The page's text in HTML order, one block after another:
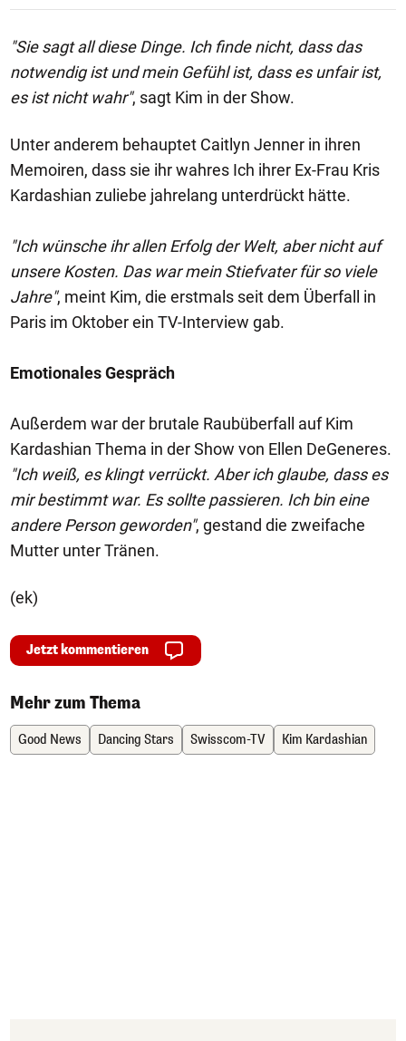
"Sie sagt all diese Dinge. Ich finde nicht, dass das
notwendig ist und mein Gefühl ist, dass es unfair ist,
es ist nicht wahr", sagt Kim in der Show.
Unter anderem behauptet Caitlyn Jenner in ihren
Memoiren, dass sie ihr wahres Ich ihrer Ex-Frau Kris
Kardashian zuliebe jahrelang unterdrückt hätte.
"Ich wünsche ihr allen Erfolg der Welt, aber nicht auf
unsere Kosten. Das war mein Stiefvater für so viele
Jahre", meint Kim, die erstmals seit dem Überfall in
Paris im Oktober ein TV-Interview gab.
Emotionales Gespräch
Außerdem war der brutale Raubüberfall auf Kim
Kardashian Thema in der Show von Ellen DeGeneres.
"Ich weiß, es klingt verrückt. Aber ich glaube, dass es
mir bestimmt war. Es sollte passieren. Ich bin eine
andere Person geworden", gestand die zweifache
Mutter unter Tränen.
(ek)
Jetzt kommentieren
Mehr zum Thema
Good News Dancing Stars Swisscom-TV Kim Kardashian